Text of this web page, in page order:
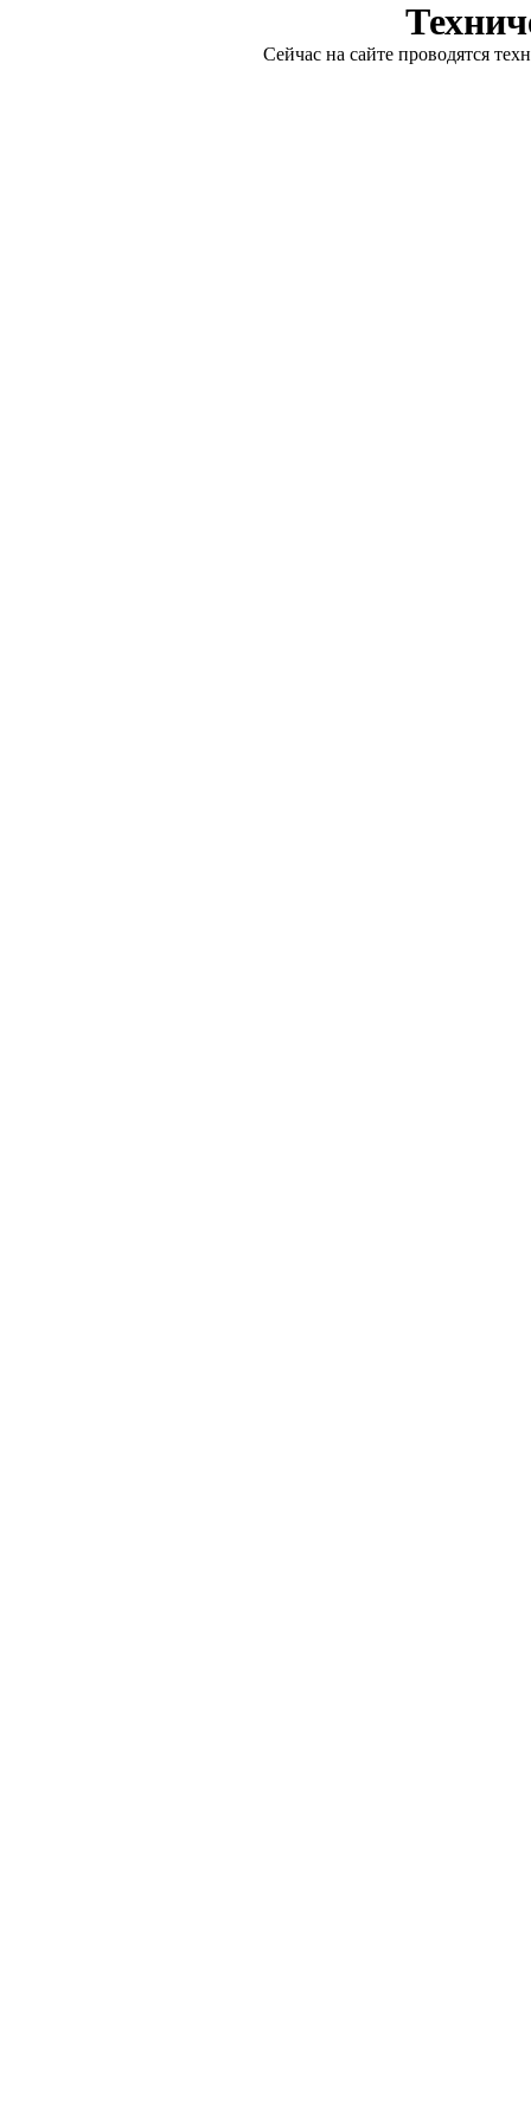
Сейчас на сайте проводятся